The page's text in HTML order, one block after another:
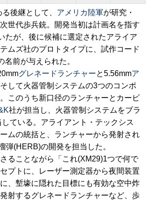
後継として、 アメリカ陸軍が研究・
世代歩兵銃。開発当初は計画名を指す
たが、後に候補に選定されたアライア
ムズ社のプロトタイプに、試作コード
名前が与えられた。
グレネードランチャーと5.56mmア
そして火器管制システムの3つのコンポ
このうち新口径のランチャーとカービ
社が担当し、火器管制システムをブラ
ている。アライアント・テックシス
ムの統括と、ランチャーから発射され
弾(HERB)の開発を担当した。
ることながら「これ(XM29)1つで何で
プトに、レーザー測定器から夜間装置
、塹壕に隠れた目標にも有効な空中炸
射するグレネードランチャーなど、歩